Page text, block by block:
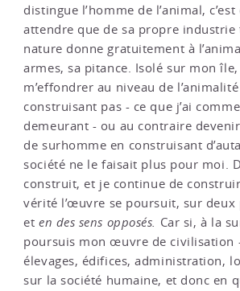
distingue l’homme de l’animal,
attendre que de sa propre industrie
nature donne gratuitement à
armes, sa pitance. Isolé sur mon
m’effondrer au niveau de
construisant pas - ce que j’ai
demeurant - ou au contraire
de surhomme en construisant
société ne le faisait plus pour moi.
construit, et je continue de
vérité l’œuvre se poursuit, sur
et en des sens opposés. Car si, à la
poursuis mon œuvre de civilisation
élevages, édifices, administration,
sur la société humaine, et donc en